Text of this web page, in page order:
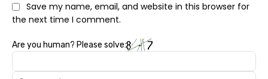
Save my name, email, and website in this browser for
the next time I comment.
Are you human? Please solve: